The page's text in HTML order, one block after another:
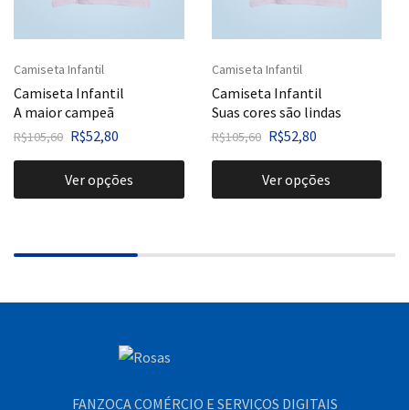
Camiseta Infantil
Camiseta Infantil
A maior campeã
R$105,60 R$52,80
Ver opções
Camiseta Infantil
Camiseta Infantil
Suas cores são lindas
R$105,60 R$52,80
Ver opções
FANZOCA COMÉRCIO E SERVIÇOS DIGITAIS